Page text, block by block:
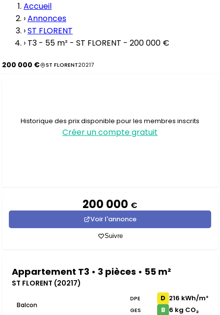
Accueil
›Annonces
›ST FLORENT
› T3 - 55 m² - ST FLORENT - 200 000 €
200 000 € ST FLORENT20217
Historique des prix disponible pour les membres inscrits
Créer un compte gratuit
200 000 €
Voir l'annonce
Suivre
Appartement T3 • 3 pièces • 55 m²
ST FLORENT (20217)
Balcon
DPE D 216 kWh/m²
GES B 6 kg CO₂